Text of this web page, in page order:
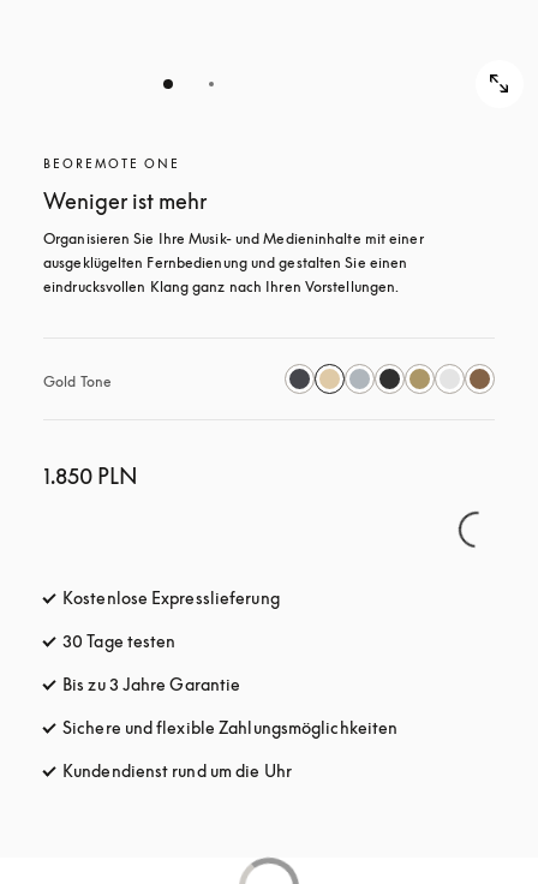
BEOREMOTE ONE
Weniger ist mehr
Organisieren Sie Ihre Musik- und Medieninhalte mit einer
ausgeklügelten Fernbedienung und gestalten Sie einen
eindrucksvollen Klang ganz nach Ihren Vorstellungen.
Gold Tone
1.850 PLN
Kostenlose Expresslieferungöffnet sich in einem neuen Tab
30 Tage testen
Bis zu 3 Jahre Garantie
Sichere und flexible Zahlungsmöglichkeiten
Kundendienst rund um die Uhröffnet sich in einem neuen Tab